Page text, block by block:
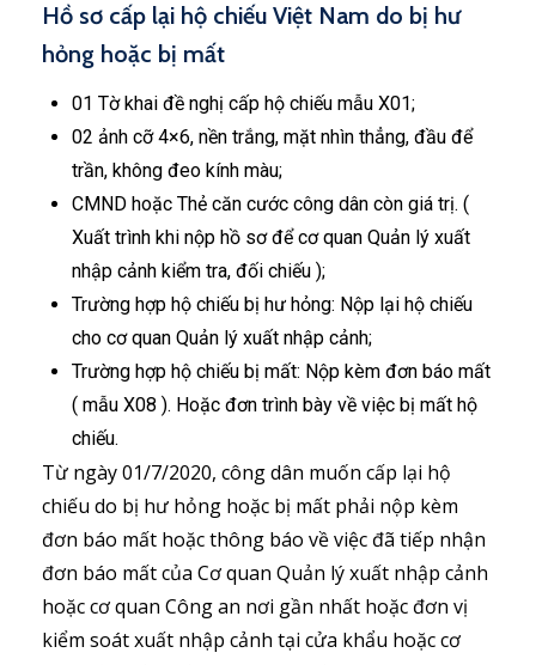
Hồ sơ cấp lại hộ chiếu Việt Nam do bị hư
hỏng hoặc bị mất
01 Tờ khai đề nghị cấp hộ chiếu mẫu X01;
02 ảnh cỡ 4×6, nền trắng, mặt nhìn thẳng, đầu để
trần, không đeo kính màu;
CMND hoặc Thẻ căn cước công dân còn giá trị. (
Xuất trình khi nộp hồ sơ để cơ quan Quản lý xuất
nhập cảnh kiểm tra, đối chiếu );
Trường hợp hộ chiếu bị hư hỏng: Nộp lại hộ chiếu
cho cơ quan Quản lý xuất nhập cảnh;
Trường hợp hộ chiếu bị mất: Nộp kèm đơn báo mất
( mẫu X08 ). Hoặc đơn trình bày về việc bị mất hộ
chiếu.
Từ ngày 01/7/2020, công dân muốn cấp lại hộ
chiếu do bị hư hỏng hoặc bị mất phải nộp kèm
đơn báo mất hoặc thông báo về việc đã tiếp nhận
đơn báo mất của Cơ quan Quản lý xuất nhập cảnh
hoặc cơ quan Công an nơi gần nhất hoặc đơn vị
kiểm soát xuất nhập cảnh tại cửa khẩu hoặc cơ